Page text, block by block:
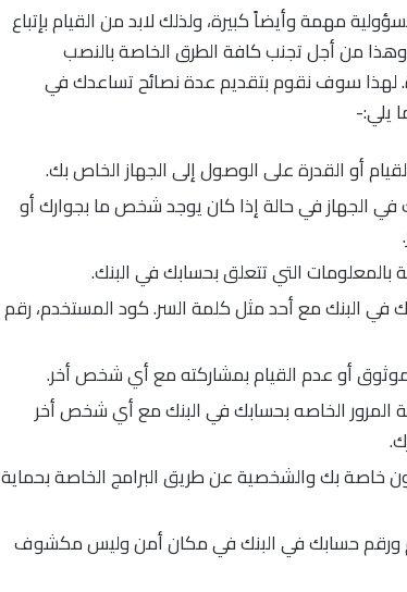
مهمة وأيضاً كبيرة، ولذلك لابد من القيام بإتباع
من أجل تجنب كافة الطرق الخاصة بالنصب
لهذا سوف نقوم بتقديم عدة نصائح تساعدك في
يلي:-
أو القدرة على الوصول إلى الجهاز الخاص بك.
الجهاز في حالة إذا كان يوجد شخص ما بجوارك أو
بالمعلومات التي تتعلق بحسابك في البنك.
البنك مع أحد مثل كلمة السر. كود المستخدم، رقم
أو عدم القيام بمشاركته مع أي شخص أخر.
المرور الخاصه بحسابك في البنك مع أي شخص أخر
خاصة بك والشخصية عن طريق البرامج الخاصة بحماية
ورقم حسابك في البنك في مكان أمن وليس مكشوف